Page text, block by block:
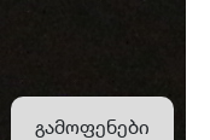
გამოფენები